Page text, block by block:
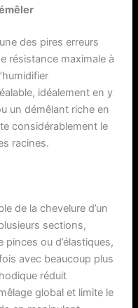
des pires erreurs
résistance maximale à
idéalement en y
un démêlant riche en
considérablement le
racines.
de la chevelure d’un
sections,
pinces ou d’élastiques,
avec beaucoup plus
réduit
global et limite le